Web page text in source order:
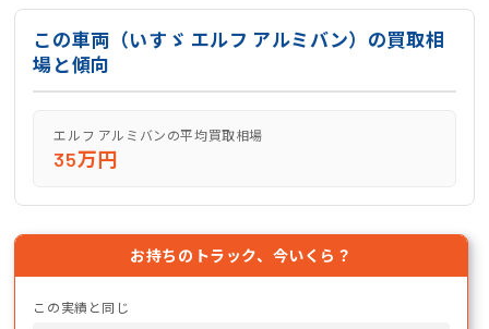
この車両（いすゞ エルフ アルミバン）の買取相
場と傾向
エルフ アルミバンの平均買取相場
35万円
お持ちのトラック、今いくら？
この実績と同じ